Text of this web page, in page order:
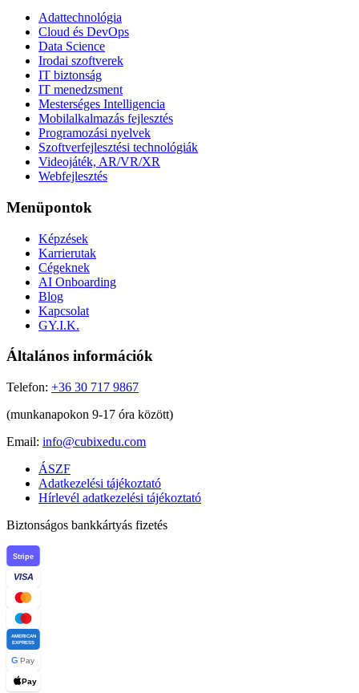
Adattechnológia
Cloud és DevOps
Data Science
Irodai szoftverek
IT biztonság
IT menedzsment
Mesterséges Intelligencia
Mobilalkalmazás fejlesztés
Programozási nyelvek
Szoftverfejlesztési technológiák
Videojáték, AR/VR/XR
Webfejlesztés
Menüpontok
Képzések
Karrierutak
Cégeknek
AI Onboarding
Blog
Kapcsolat
GY.I.K.
Általános információk
Telefon: +36 30 717 9867
(munkanapokon 9-17 óra között)
Email: info@cubixedu.com
ÁSZF
Adatkezelési tájékoztató
Hírlevél adatkezelési tájékoztató
Biztonságos bankkártyás fizetés
Stripe
VISA
AMERICAN
EXPRESS
G Pay
Pay